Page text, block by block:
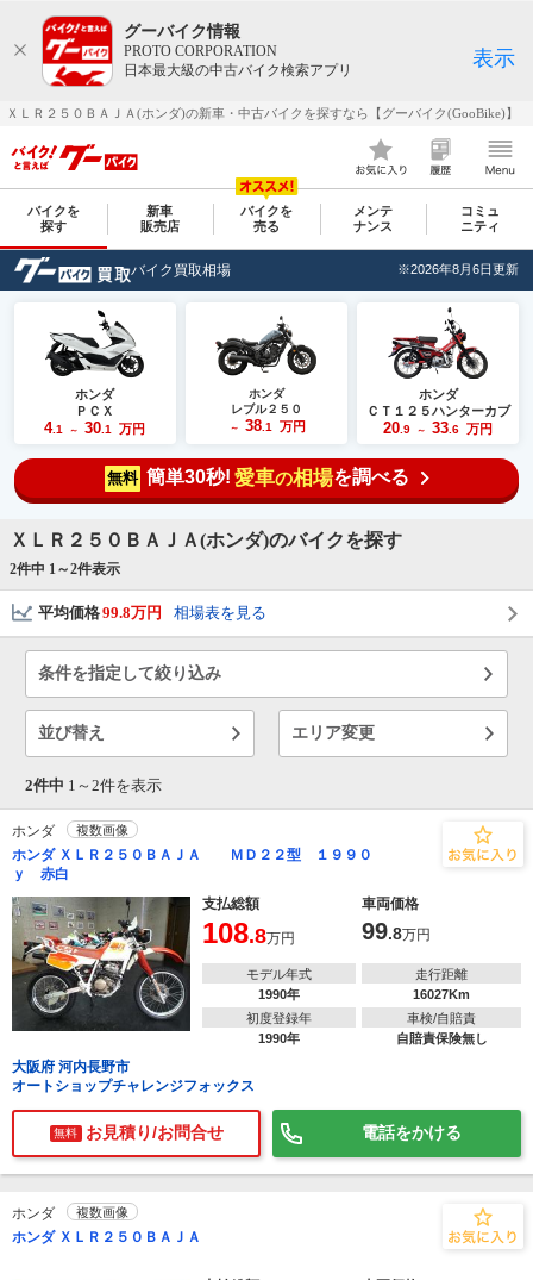
グーバイク情報
PROTO CORPORATION
日本最大級の中古バイク検索アプリ
表示
ＸＬＲ２５０ＢＡＪＡ(ホンダ)の新車・中古バイクを探すなら【グーバイク(GooBike)】
バイクを
探す
新車
販売店
バイクを
売る
メンテ
ナンス
コミュ
ニティ
バイク買取相場 ※2026年8月6日更新
ホンダ
ＰＣＸ
4.1 ～ 30 .1 万円
ホンダ
レブル２５０
～ 38.1 万円
ホンダ
ＣＴ１２５ハンターカブ
20 .9 ～ 33 .6 万円
無料 簡単30秒! 愛車の相場を調べる
ＸＬＲ２５０ＢＡＪＡ(ホンダ)のバイクを探す
2件中 1～2件表示
平均価格99.8万円 相場表を見る
条件を指定して絞り込み
並び替え エリア変更
2件中 1～ 2件を表示
ホンダ 複数画像
ホンダ ＸＬＲ２５０ＢＡＪＡ ＭＤ２２型 １９９０
ｙ 赤白
支払総額
車両価格
108.8万円 99.8万円
モデル年式
1990年
走行距離
16027Km
初度登録年
1990年
車検/自賠責
自賠責保険無し
大阪府 河内長野市
オートショップチャレンジフォックス
無料 お見積り/お問合せ 電話をかける
ホンダ 複数画像
ホンダ ＸＬＲ２５０ＢＡＪＡ